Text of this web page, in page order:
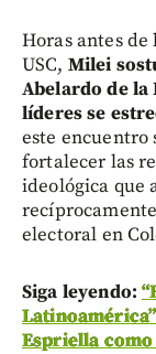
Horas antes
USC, Milei
Abelardo de la
líderes se
este encuentro
fortalecer las
ideológica que
electoral en
Siga leyendo:
Espriella